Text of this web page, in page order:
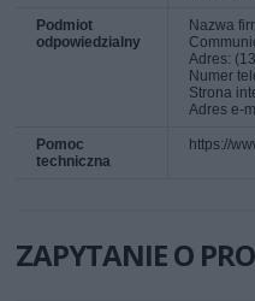
Podmiot
odpowiedzialny
Nazwa
Adres:
Numer
Strona
Adres e-
Pomoc
techniczna
https://
ZAPYTANIE O